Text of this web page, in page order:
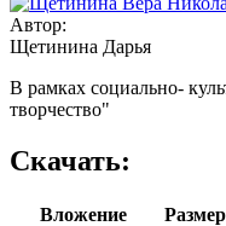
Автор:
Щетинина Дарья
В рамках социально-
творчество"
Скачать:
Вложение
Размер